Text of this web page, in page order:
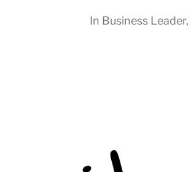
In Business Leader,